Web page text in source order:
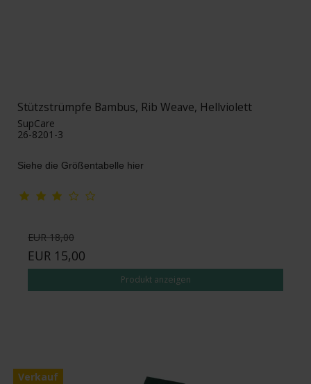
Stützstrümpfe Bambus, Rib Weave, Hellviolett
SupCare
26-8201-3
Siehe die Größentabelle hier
EUR 18,00
EUR 15,00
Produkt anzeigen
Verkauf